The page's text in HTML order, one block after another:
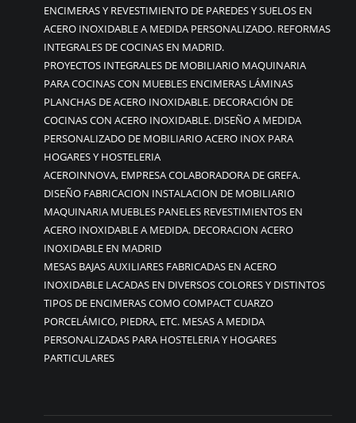
ENCIMERAS Y REVESTIMIENTO DE PAREDES Y SUELOS EN
ACERO INOXIDABLE A MEDIDA PERSONALIZADO. REFORMAS
INTEGRALES DE COCINAS EN MADRID.
PROYECTOS INTEGRALES DE MOBILIARIO MAQUINARIA
PARA COCINAS CON MUEBLES ENCIMERAS LÁMINAS
PLANCHAS DE ACERO INOXIDABLE. DECORACIÓN DE
COCINAS CON ACERO INOXIDABLE. DISEÑO A MEDIDA
PERSONALIZADO DE MOBILIARIO ACERO INOX PARA
HOGARES Y HOSTELERIA
ACEROINNOVA, EMPRESA COLABORADORA DE GREFA.
DISEÑO FABRICACION INSTALACION DE MOBILIARIO
MAQUINARIA MUEBLES PANELES REVESTIMIENTOS EN
ACERO INOXIDABLE A MEDIDA. DECORACION ACERO
INOXIDABLE EN MADRID
MESAS BAJAS AUXILIARES FABRICADAS EN ACERO
INOXIDABLE LACADAS EN DIVERSOS COLORES Y DISTINTOS
TIPOS DE ENCIMERAS COMO COMPACT CUARZO
PORCELÁMICO, PIEDRA, ETC. MESAS A MEDIDA
PERSONALIZADAS PARA HOSTELERIA Y HOGARES
PARTICULARES